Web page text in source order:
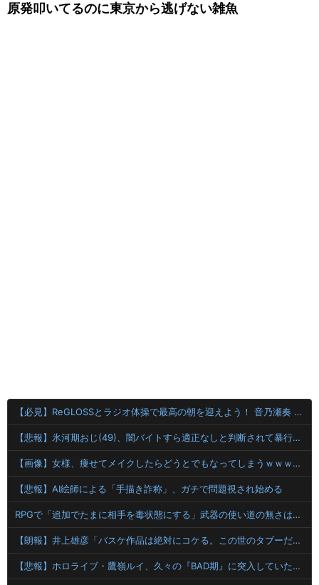
原発叩いてるのに東京から逃げない雑魚
【必見】ReGLOSSとラジオ体操で最高の朝を迎えよう！ 音乃瀬奏 一条莉々華 儒烏風亭らでん 轟はじめ
【悲報】氷河期おじ(49)、闇バイトすら適正なしと判断されて暴行される...
【画像】女様、痩せてメイクしたらどうとでもなってしまうｗｗｗｗ 【Pickup08082843】
【悲報】AI絵師による「手描き詐称」、ガチで問題視され始める
RPGで「追加でたまに相手を毒状態にする」武器の使い道の無さは異常
【朗報】井上雄彦「バスケ作品は絶対にコケる。この世のタブーだった。でも俺は作ったけどね！」
【悲報】ホロライブ・鷹嶺ルイ、久々の『BAD期』に突入していたことを告白